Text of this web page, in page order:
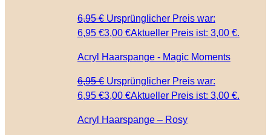
6,95€ Ursprünglicher Preis war:
6,95 €3,00 €Aktueller Preis ist: 3,00 €.
Acryl Haarspange - Magic Moments
6,95€ Ursprünglicher Preis war:
6,95 €3,00 €Aktueller Preis ist: 3,00 €.
Acryl Haarspange – Rosy